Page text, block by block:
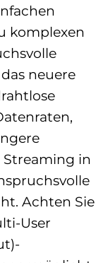
komplexen
neuere
Streaming in
Achten Sie
User